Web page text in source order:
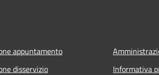
appuntamento
disservizio
Informativa